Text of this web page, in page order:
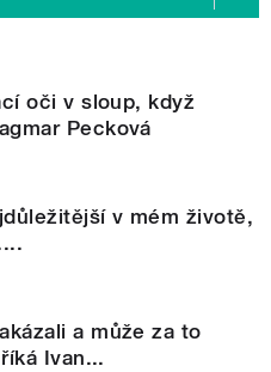
oči v sloup, když
Pecková
v mém životě,
a může za to
Ivan...